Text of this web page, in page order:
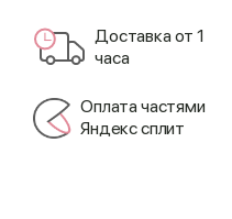
Доставка от 1
часа
Оплата частями
Яндекс сплит